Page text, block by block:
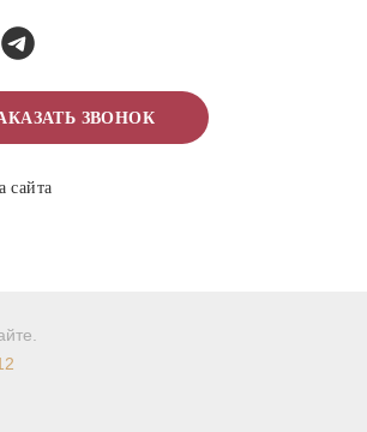
ЗВОНОК
сайта